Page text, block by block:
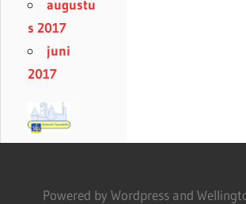
augustu
s 2017
juni
2017
Powered by Wordpress and